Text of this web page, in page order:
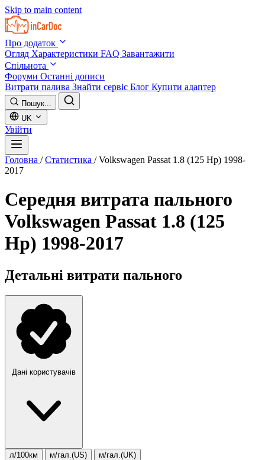
Skip to main content
Про додаток
Огляд Характеристики FAQ Завантажити
Спільнота
Форуми Останні дописи
Витрати палива Знайти сервіс Блог Купити адаптер
Пошук...
UK
Увійти
Головна / Статистика / Volkswagen Passat 1.8 (125 Hp) 1998-
2017
Середня витрата пального
Volkswagen Passat 1.8 (125
Hp) 1998-2017
Детальні витрати пального
Дані користувачів
л/100км м/гал.(US) м/гал.(UK)